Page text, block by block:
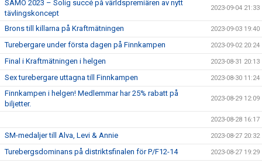
SAMO 2023 – Solig succé på världspremiären av nytt
tävlingskoncept
2023-09-04 21:33
Brons till killarna på Kraftmätningen 2023-09-03 19:40
Turebergare under första dagen på Finnkampen 2023-09-02 20:24
Final i Kraftmätningen i helgen 2023-08-31 20:13
Sex turebergare uttagna till Finnkampen 2023-08-30 11:24
Finnkampen i helgen! Medlemmar har 25% rabatt på
biljetter.
2023-08-29 12:09
2023-08-28 16:17
SM-medaljer till Alva, Levi & Annie 2023-08-27 20:32
Turebergsdominans på distriktsfinalen för P/F12-14 2023-08-27 19:29